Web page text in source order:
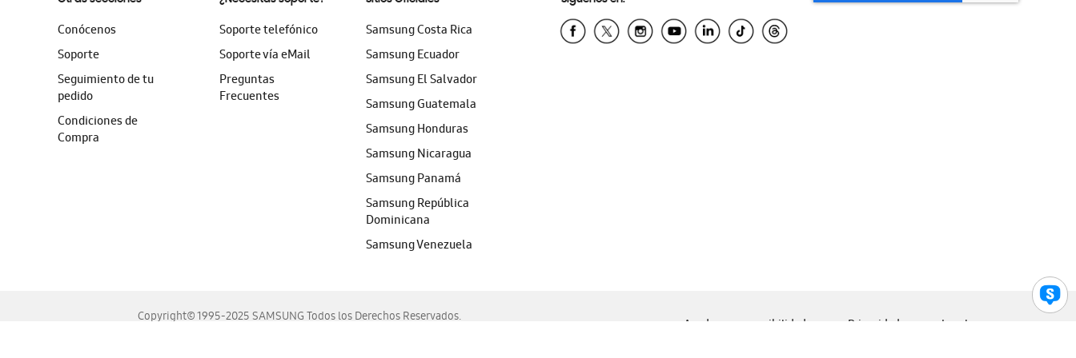
Conócenos
Soporte
Seguimiento de tu
pedido
Condiciones de
Compra
Soporte telefónico
Soporte vía eMail
Preguntas
Frecuentes
Samsung Costa Rica
Samsung Ecuador
Samsung El Salvador
Samsung Guatemala
Samsung Honduras
Samsung Nicaragua
Samsung Panamá
Samsung República
Dominicana
Samsung Venezuela
Copyright© 1995-2025 SAMSUNG Todos los Derechos Reservados.
Ayuda para accesibilidad Privacidad Legal